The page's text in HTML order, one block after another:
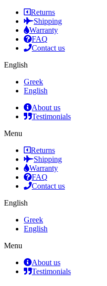
Returns
Shipping
Warranty
FAQ
Contact us
English
Greek
English
About us
Testimonials
Menu
Returns
Shipping
Warranty
FAQ
Contact us
English
Greek
English
Menu
About us
Testimonials